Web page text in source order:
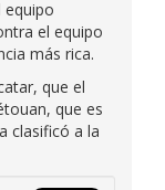
equipo
el equipo
más rica.
que el
que es
clasificó a la